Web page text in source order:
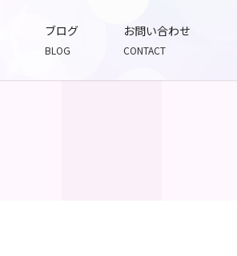
ブログ
BLOG
お問い合わせ
CONTACT